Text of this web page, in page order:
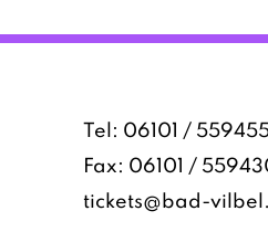
Tel: 06101 /
Fax: 06101 /
tickets@bad-